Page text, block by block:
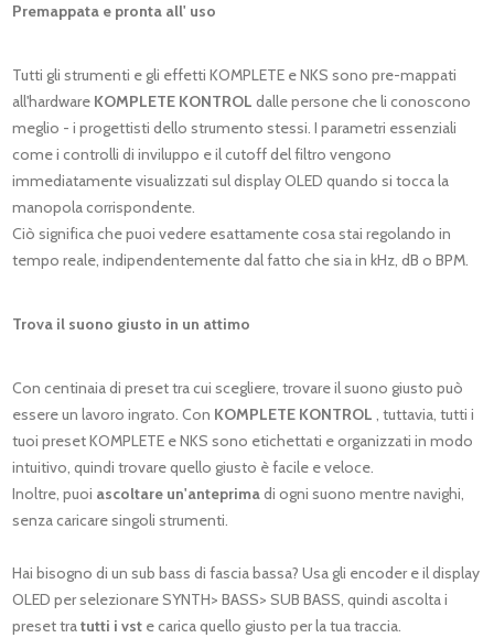
Premappata e pronta all' uso
Tutti gli strumenti e gli effetti KOMPLETE e NKS sono pre-mappati
all'hardware KOMPLETE KONTROL dalle persone che li conoscono
meglio - i progettisti dello strumento stessi. I parametri essenziali
come i controlli di inviluppo e il cutoff del filtro vengono
immediatamente visualizzati sul display OLED quando si tocca la
manopola corrispondente.
Ciò significa che puoi vedere esattamente cosa stai regolando in
tempo reale, indipendentemente dal fatto che sia in kHz, dB o BPM.
Trova il suono giusto in un attimo
Con centinaia di preset tra cui scegliere, trovare il suono giusto può
essere un lavoro ingrato. Con KOMPLETE KONTROL , tuttavia, tutti i
tuoi preset KOMPLETE e NKS sono etichettati e organizzati in modo
intuitivo, quindi trovare quello giusto è facile e veloce.
Inoltre, puoi ascoltare un'anteprimadi ogni suono mentre navighi,
senza caricare singoli strumenti.
Hai bisogno di un sub bass di fascia bassa? Usa gli encoder e il display
OLED per selezionare SYNTH> BASS> SUB BASS, quindi ascolta i
preset tratutti i vst e carica quello giusto per la tua traccia.